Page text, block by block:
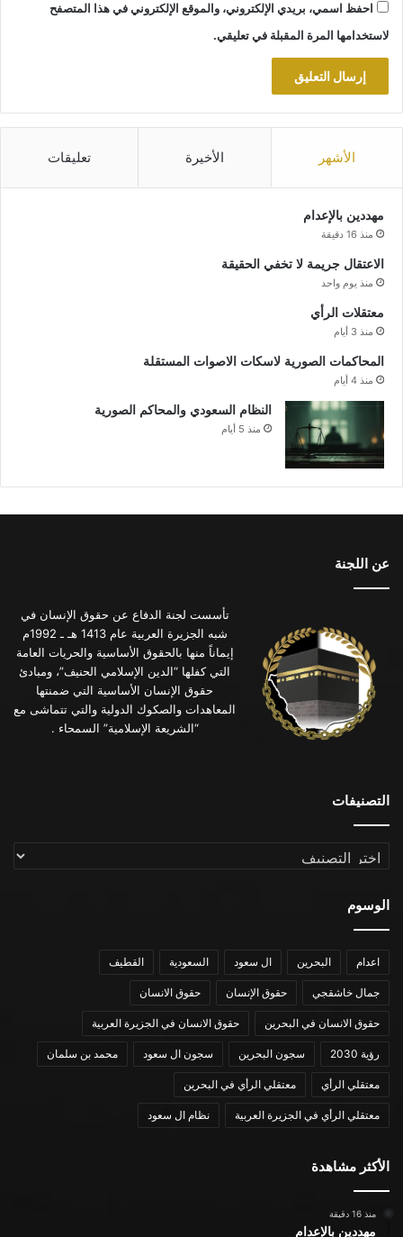
احفظ اسمي، بريدي الإلكتروني، والموقع الإلكتروني في هذا المتصفح
لاستخدامها المرة المقبلة في تعليقي.
الأشهر الأخيرة تعليقات
مهددين بالإعدام
منذ 16 دقيقة
الاعتقال جريمة لا تخفي الحقيقة
منذ يوم واحد
معتقلات الرأي
منذ 3 أيام
المحاكمات الصورية لاسكات الاصوات المستقلة
منذ 4 أيام
النظام السعودي والمحاكم الصورية
منذ 5 أيام
عن اللجنة
تأسست لجنة الدفاع عن حقوق الإنسان في
شبه الجزيرة العربية عام 1413 هـ ـ 1992م
إيماناً منها بالحقوق الأساسية والحريات العامة
التي كفلها “الدين الإسلامي الحنيف”، ومبادئ
حقوق الإنسان الأساسية التي ضمنتها
المعاهدات والصكوك الدولية والتي تتماشى مع
“الشريعة الإسلامية” السمحاء .
التصنيفات
التصنيفات
الوسوم
اعدام البحرين ال سعود السعودية القطيف
جمال خاشقجي حقوق الإنسان حقوق الانسان
حقوق الانسان في البحرين حقوق الانسان في الجزيرة العربية
رؤية 2030 سجون البحرين سجون ال سعود محمد بن سلمان
معتقلي الرأي معتقلي الرأي في البحرين
معتقلي الرأي في الجزيرة العربية نظام ال سعود
الأكثر مشاهدة
منذ 16 دقيقة
مهددين بالإعدام